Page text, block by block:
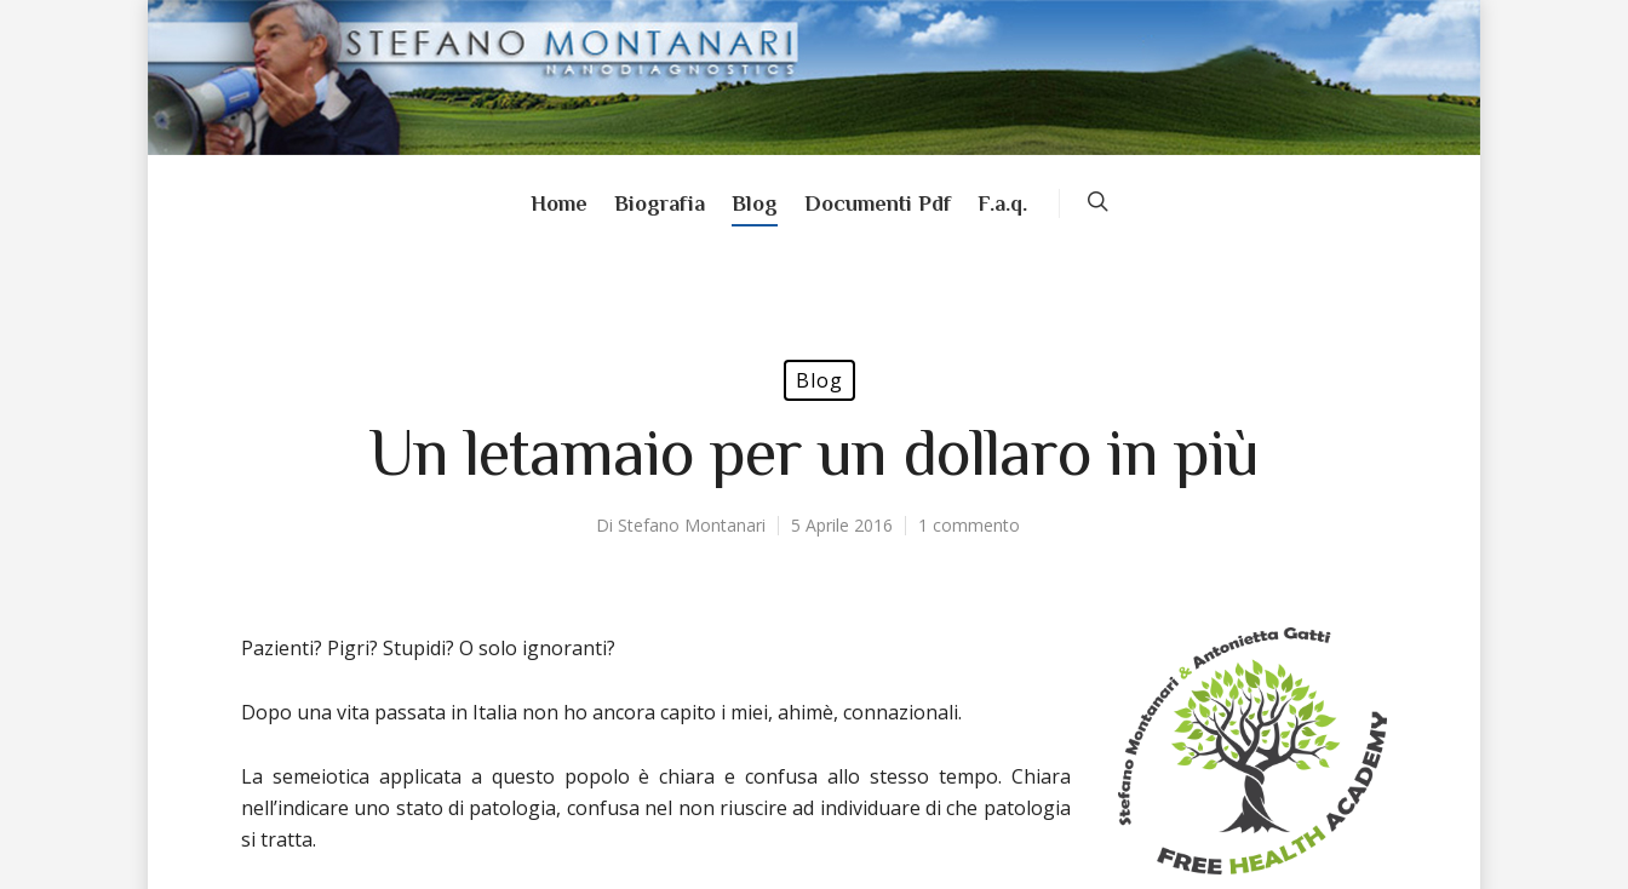
Home Biografia Blog Documenti Pdf F.a.q.
Blog
Un letamaio per un dollaro in più
Di Stefano Montanari 5 Aprile 2016 1 commento
Pazienti? Pigri? Stupidi? O solo ignoranti?
Dopo una vita passata in Italia non ho ancora capito i miei, ahimè, connazionali.
La semeiotica applicata a questo popolo è chiara e confusa allo stesso tempo. Chiara
nell’indicare uno stato di patologia, confusa nel non riuscire ad individuare di che patologia
si tratta.